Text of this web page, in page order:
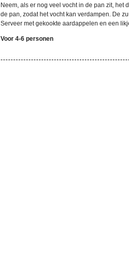
Neem, als er nog veel vocht in de pan zit, het
de pan, zodat het vocht kan verdampen. De
Serveer met gekookte aardappelen en een
Voor 4-6 personen